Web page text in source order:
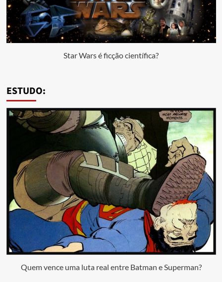
Star Wars é ficção científica?
ESTUDO:
Quem vence uma luta real entre Batman e Superman?